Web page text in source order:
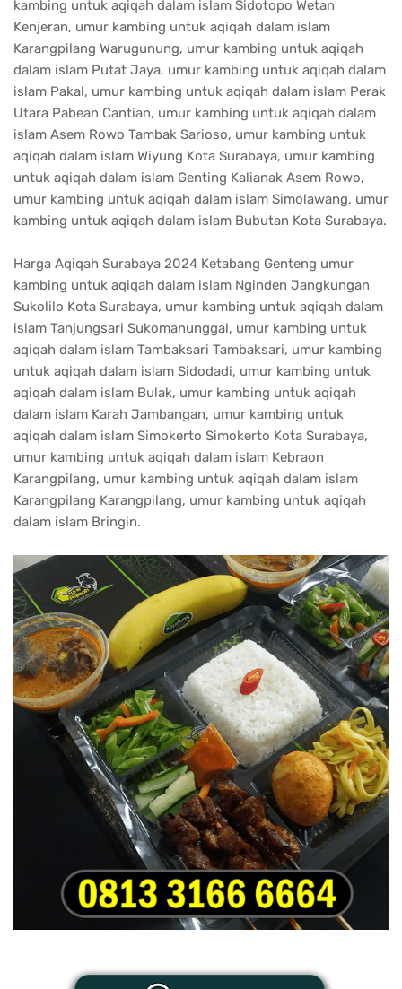
kambing untuk aqiqah dalam islam Sidotopo Wetan
Kenjeran, umur kambing untuk aqiqah dalam islam
Karangpilang Warugunung, umur kambing untuk aqiqah
dalam islam Putat Jaya, umur kambing untuk aqiqah dalam
islam Pakal, umur kambing untuk aqiqah dalam islam Perak
Utara Pabean Cantian, umur kambing untuk aqiqah dalam
islam Asem Rowo Tambak Sarioso, umur kambing untuk
aqiqah dalam islam Wiyung Kota Surabaya, umur kambing
untuk aqiqah dalam islam Genting Kalianak Asem Rowo,
umur kambing untuk aqiqah dalam islam Simolawang, umur
kambing untuk aqiqah dalam islam Bubutan Kota Surabaya.
Harga Aqiqah Surabaya 2024 Ketabang Genteng umur
kambing untuk aqiqah dalam islam Nginden Jangkungan
Sukolilo Kota Surabaya, umur kambing untuk aqiqah dalam
islam Tanjungsari Sukomanunggal, umur kambing untuk
aqiqah dalam islam Tambaksari Tambaksari, umur kambing
untuk aqiqah dalam islam Sidodadi, umur kambing untuk
aqiqah dalam islam Bulak, umur kambing untuk aqiqah
dalam islam Karah Jambangan, umur kambing untuk
aqiqah dalam islam Simokerto Simokerto Kota Surabaya,
umur kambing untuk aqiqah dalam islam Kebraon
Karangpilang, umur kambing untuk aqiqah dalam islam
Karangpilang Karangpilang, umur kambing untuk aqiqah
dalam islam Bringin.